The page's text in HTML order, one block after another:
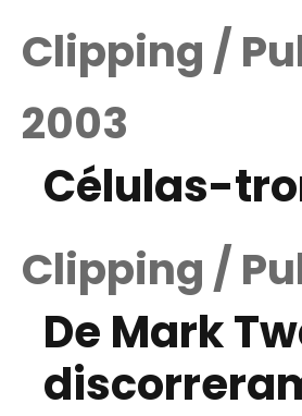
Clipping /
2003
Células-
Clipping /
De Mark